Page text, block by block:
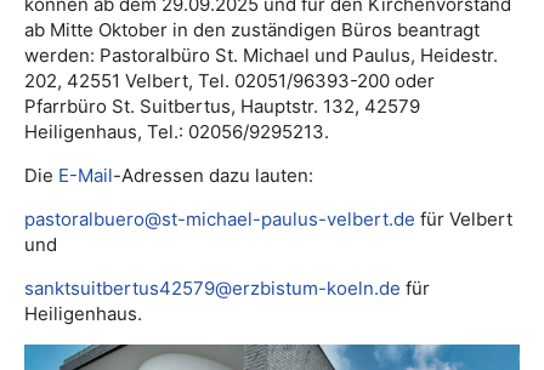
ab Mitte Oktober in den zuständigen Büros beantragt
werden: Pastoralbüro St. Michael und Paulus, Heidestr.
202, 42551 Velbert, Tel. 02051/96393-200 oder
Pfarrbüro St. Suitbertus, Hauptstr. 132, 42579
Heiligenhaus, Tel.: 02056/9295213.
Die E-Mail-Adressen dazu lauten:
pastoralbuero@st-michael-paulus-velbert.de für Velbert
und
sanktsuitbertus42579@erzbistum-koeln.de für
Heiligenhaus.